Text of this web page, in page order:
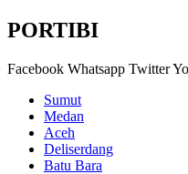
PORTIBI
Facebook Whatsapp Twitter
Sumut
Medan
Aceh
Deliserdang
Batu Bara